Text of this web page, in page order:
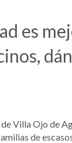
es
Villa Ojo de
de